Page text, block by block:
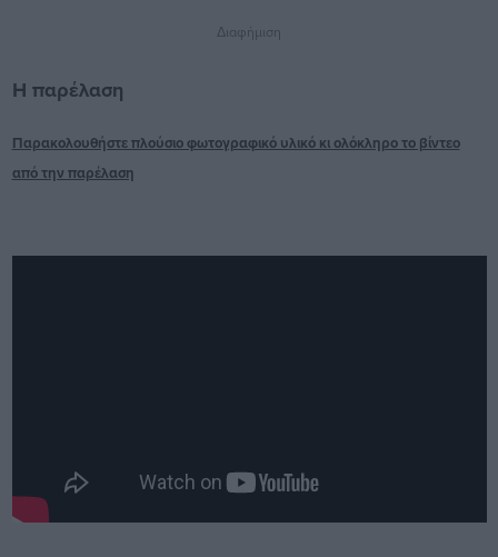
Διαφήμιση
Η παρέλαση
Παρακολουθήστε πλούσιο φωτογραφικό υλικό κι ολόκληρο το βίντεο
από την παρέλαση